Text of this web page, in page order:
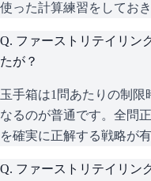
使った計算練習をしておき
Q. ファーストリテイリン
たが？
玉手箱は1問あたりの制限
なるのが普通です。全問
を確実に正解する戦略が有
Q. ファーストリテイリン